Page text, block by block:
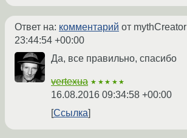
Ответ на: комментарий от mythCreator
23:44:54 +00:00
Да, все правильно, спасибо
vertexua ★★★★★
16.08.2016 09:34:58 +00:00
Ссылка